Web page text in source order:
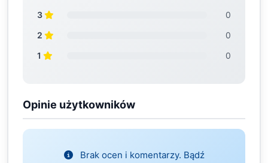
3
0
2
0
1
0
Opinie użytkowników
Brak ocen i komentarzy. Bądź